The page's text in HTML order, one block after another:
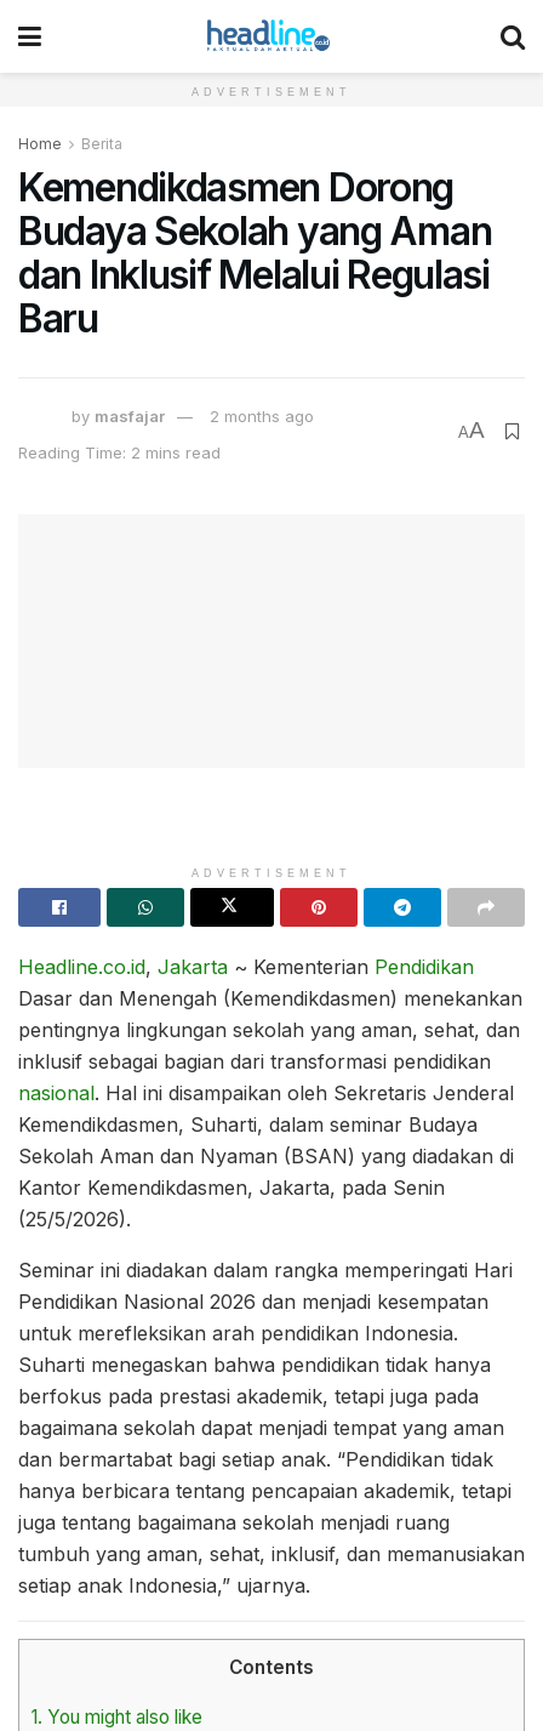
ADVERTISEMENT
Home Berita
Kemendikdasmen Dorong
Budaya Sekolah yang Aman
dan Inklusif Melalui Regulasi
Baru
by masfajar
2 months ago
Reading Time: 2 mins read
AA
ADVERTISEMENT
Headline.co.id, Jakarta ~ Kementerian Pendidikan
Dasar dan Menengah (Kemendikdasmen) menekankan
pentingnya lingkungan sekolah yang aman, sehat, dan
inklusif sebagai bagian dari transformasi pendidikan
nasional. Hal ini disampaikan oleh Sekretaris Jenderal
Kemendikdasmen, Suharti, dalam seminar Budaya
Sekolah Aman dan Nyaman (BSAN) yang diadakan di
Kantor Kemendikdasmen, Jakarta, pada Senin
(25/5/2026).
Seminar ini diadakan dalam rangka memperingati Hari
Pendidikan Nasional 2026 dan menjadi kesempatan
untuk merefleksikan arah pendidikan Indonesia.
Suharti menegaskan bahwa pendidikan tidak hanya
berfokus pada prestasi akademik, tetapi juga pada
bagaimana sekolah dapat menjadi tempat yang aman
dan bermartabat bagi setiap anak. “Pendidikan tidak
hanya berbicara tentang pencapaian akademik, tetapi
juga tentang bagaimana sekolah menjadi ruang
tumbuh yang aman, sehat, inklusif, dan memanusiakan
setiap anak Indonesia,” ujarnya.
Contents
1. You might also like